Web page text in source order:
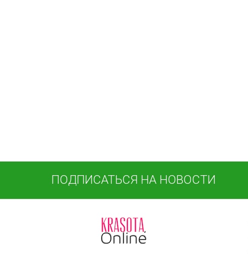
ПОДПИСАТЬСЯ НА НОВОСТИ